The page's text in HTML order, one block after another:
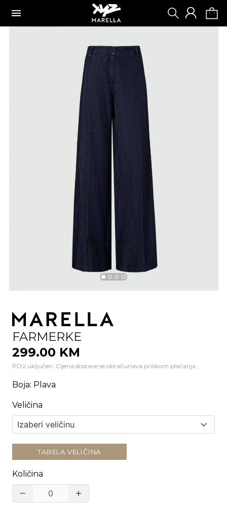
FARMERKE
299.00 KM
PDV uključen. Cijena dostave se obračunava prilikom plaćanja.
Boja: Plava
Veličina
TABELA VELIČINA
Količina